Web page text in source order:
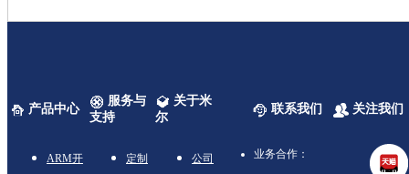
产品中心
服务与
支持
关于米
尔
联系我们 关注我们
ARM开 定制 公司 业务合作：